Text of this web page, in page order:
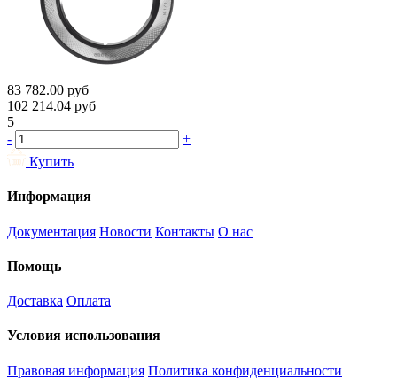
83 782.00 руб
102 214.04 руб
5
-
+
Купить
Информация
Документация Новости Контакты О нас
Помощь
Доставка Оплата
Условия использования
Правовая информация Политика конфиденциальности